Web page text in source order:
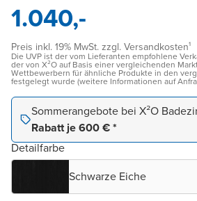
1.040,-
Preis inkl. 19% MwSt. zzgl. Versandkosten¹
Die UVP ist der vom Lieferanten empfohlene
der von X²O auf Basis einer vergleichenden
Wettbewerbern für ähnliche Produkte in den
festgelegt wurde (weitere Informationen auf
Sommerangebote bei X²O
Rabatt je 600 € *
Detailfarbe
Schwarze Eiche